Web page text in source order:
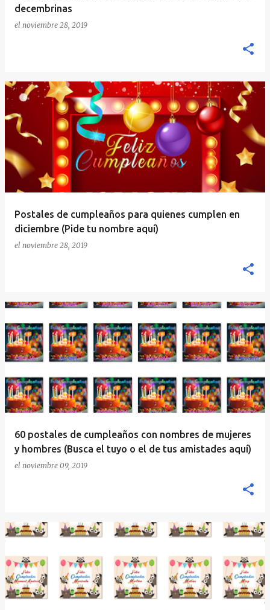
decembrinas
el noviembre 28, 2019
Postales de cumpleaños para quienes cumplen en
diciembre (Pide tu nombre aquí)
el noviembre 28, 2019
60 postales de cumpleaños con nombres de mujeres
y hombres (Busca el tuyo o el de tus amistades aquí)
el noviembre 09, 2019